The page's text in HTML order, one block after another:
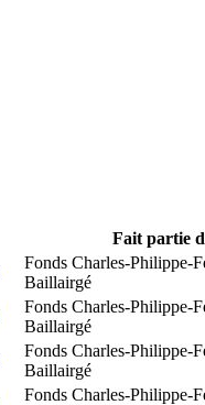
Fait partie
Fonds Charles-Philippe-
Baillairgé
Fonds Charles-Philippe-
Baillairgé
Fonds Charles-Philippe-
Baillairgé
Fonds Charles-Philippe-